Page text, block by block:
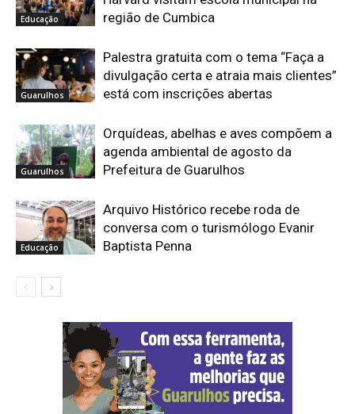
Educação
região de Cumbica
Guarulhos
Palestra gratuita com o tema “Faça a
divulgação certa e atraia mais clientes”
está com inscrições abertas
Guarulhos
Orquídeas, abelhas e aves compõem a
agenda ambiental de agosto da
Prefeitura de Guarulhos
Educação
Arquivo Histórico recebe roda de
conversa com o turismólogo Evanir
Baptista Penna